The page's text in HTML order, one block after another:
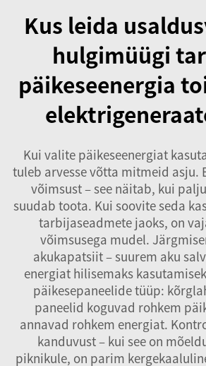
Kus leida
hulgimüügi
päikeseenergia
Kui valite päikeseenergiat
tuleb arvesse võtta mitmeid asju.
võimsust – see näitab, kui
suudab toota. Kui soovite seda
tarbijaseadmete jaoks, on
võimsusega mudel.
akukapatsiit – suurem aku
energiat hilisemaks
päikesepaneelide tüüp:
paneelid koguvad rohkem
annavad rohkem energiat.
kanduvust – kui see on
piknikule, on parim